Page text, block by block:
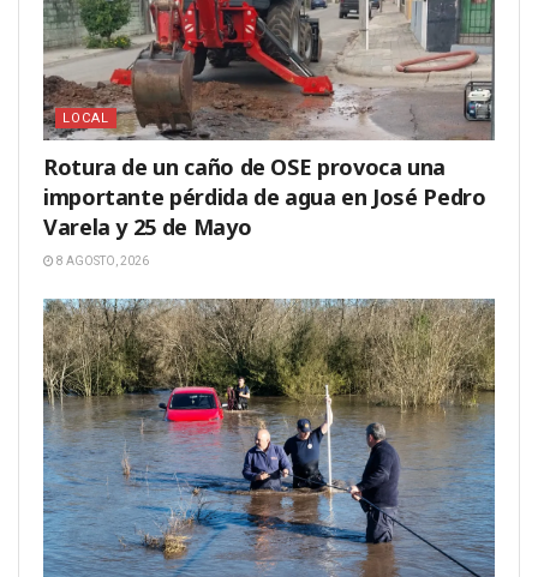
LOCAL
Rotura de un caño de OSE provoca una
importante pérdida de agua en José Pedro
Varela y 25 de Mayo
8 AGOSTO, 2026